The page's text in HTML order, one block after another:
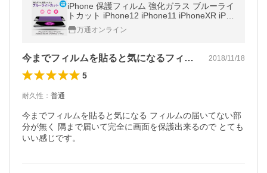
iPhone 保護フィルム 強化ガラス ブルーライ
トカット iPhone12 iPhone11 iPhoneXR iPho
neXS Max iPhone8 7 Plus 各種対応 硬度9H
アイフォン セール
万通オンライン
今までフィルムを貼ると気になるフィルム… 2018/11/18
5
耐久性 ： 普通
今までフィルムを貼ると気になる フィルムの届いてない部
分が無く 隅まで届いて完全に画面を保護出来るので とても
いい感じです。